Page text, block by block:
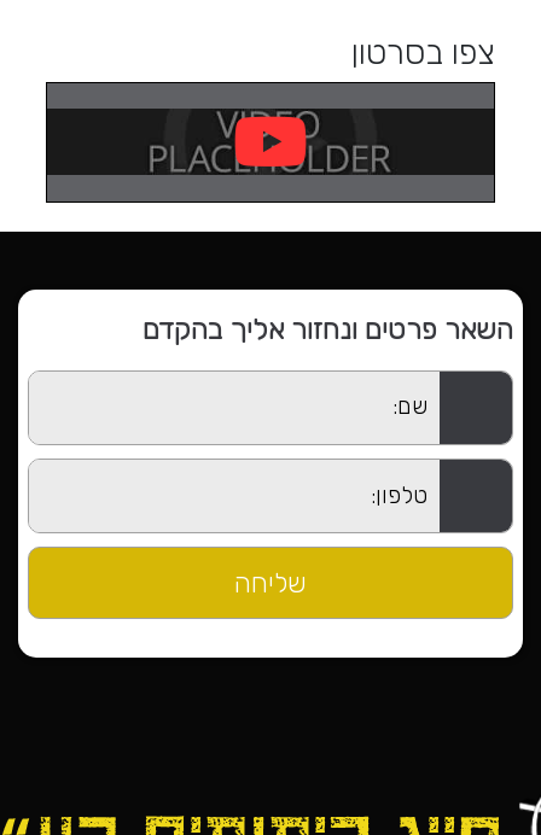
צפו בסרטון
השאר פרטים ונחזור אליך בהקדם